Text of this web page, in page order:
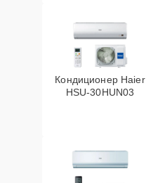
Кондиционер Haier
HSU-30HUN03